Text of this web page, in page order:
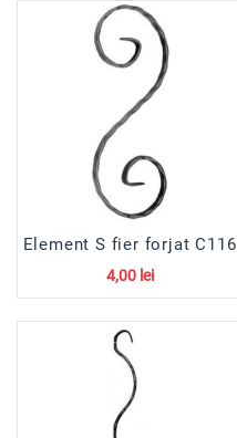
Element S fier forjat C116
4,00 lei